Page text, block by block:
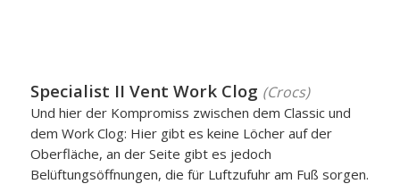
Specialist II Vent Work Clog (Crocs)
Und hier der Kompromiss zwischen dem Classic und
dem Work Clog: Hier gibt es keine Löcher auf der
Oberfläche, an der Seite gibt es jedoch
Belüftungsöffnungen, die für Luftzufuhr am Fuß sorgen.